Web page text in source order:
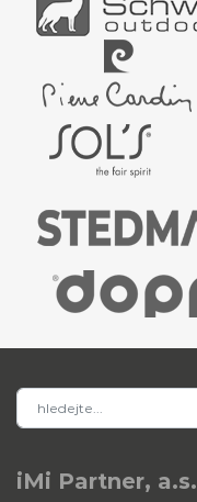
iMi Partner, a.s.